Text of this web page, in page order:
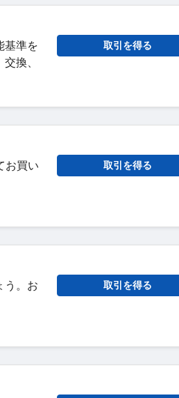
基準を
換、
取引を得る
お買い
取引を得る
う。お
取引を得る